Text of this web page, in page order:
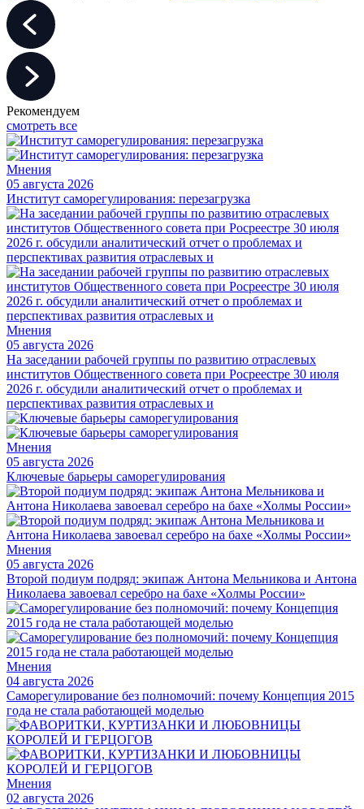
Рекомендуем
смотреть все
Мнения
05 августа 2026
Институт саморегулирования: перезагрузка
Мнения
05 августа 2026
На заседании рабочей группы по развитию отраслевых
институтов Общественного совета при Росреестре 30 июля
2026 г. обсудили аналитический отчет о проблемах и
перспективах развития отраслевых и
Мнения
05 августа 2026
Ключевые барьеры саморегулирования
Мнения
05 августа 2026
Второй подиум подряд: экипаж Антона Мельникова и Антона
Николаева завоевал серебро на бахе «Холмы России»
Мнения
04 августа 2026
Саморегулирование без полномочий: почему Концепция 2015
года не стала работающей моделью
Мнения
02 августа 2026